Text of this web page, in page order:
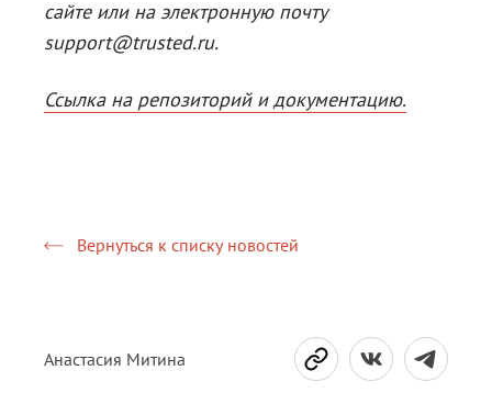
сайте или на электронную почту
support@trusted.ru.
Ссылка на репозиторий и документацию.
Вернуться к списку новостей
Анастасия Митина